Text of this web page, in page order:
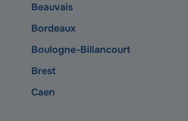
Beauvais
Bordeaux
Boulogne-Billancourt
Brest
Caen